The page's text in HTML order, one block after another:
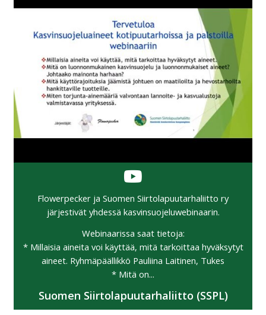
Flowerpecker ja Suomen Siirtolapuutarhaliitto ry
järjestivät yhdessä kasvinsuojeluwebinaarin.
Webinaarissa saat tietoja:
* Millaisia aineita voi käyttää, mitä tarkoittaa hyväksytyt
aineet. Ryhmäpäällikkö Pauliina Laitinen, Tukes
* Mitä on...
Suomen Siirtolapuutarhaliitto (SSPL)